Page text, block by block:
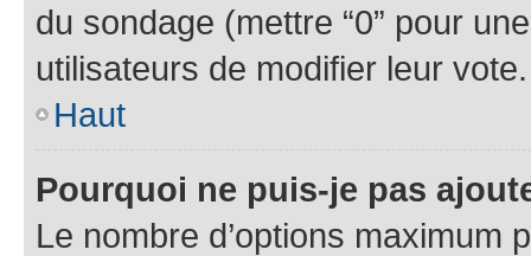
du sondage (mettre “0” pour
utilisateurs de modifier leur vote.
Haut
Pourquoi ne puis-je pas
Le nombre d’options maximum